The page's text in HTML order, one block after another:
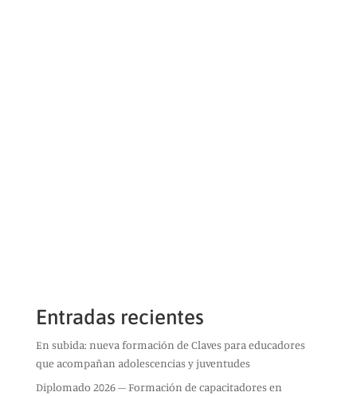
Entradas recientes
En subida: nueva formación de Claves para educadores
que acompañan adolescencias y juventudes
Diplomado 2026 – Formación de capacitadores en